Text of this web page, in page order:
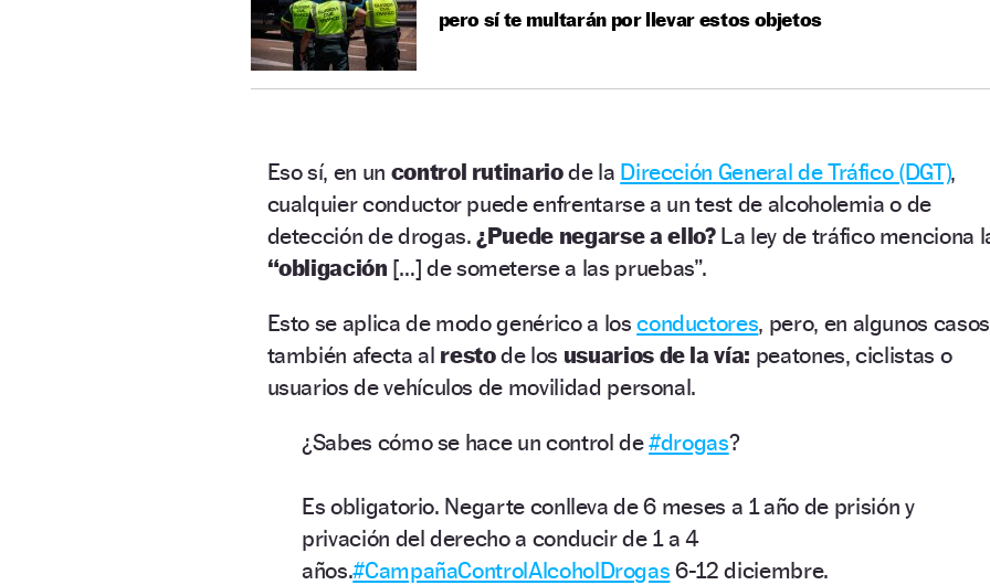
pero sí te multarán por llevar estos objetos
Eso sí, en un control rutinariode la Dirección General de Tráfico (DGT),
cualquier conductor puede enfrentarse a un test de alcoholemia o de
detección de drogas.¿Puede negarse a ello?La ley de tráfico menciona
“obligación […] de someterse a las pruebas”.
Esto se aplica de modo genérico a losconductores, pero, en algunos
también afecta al restode los usuarios de la vía: peatones, ciclistas o
usuarios de vehículos de movilidad personal.
¿Sabes cómo se hace un control de#drogas?
Es obligatorio. Negarte conlleva de 6 meses a 1 año de prisión y
privación del derecho a conducir de 1 a 4
años.#CampañaControlAlcoholDrogas 6-12 diciembre.